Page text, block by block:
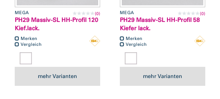
MEGA (0)
PH29 Massiv-SL HH-Profil 120
Kief.lack.
Merken
Vergleich
mehr Varianten
MEGA (0)
PH29 Massiv-SL HH-Profil 58
Kiefer lack.
Merken
Vergleich
mehr Varianten